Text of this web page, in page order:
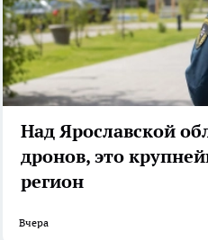
Над Ярославской
дронов, это
регион
Вчера